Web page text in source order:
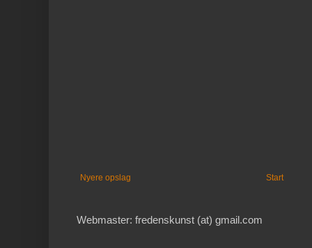
Nyere opslag Start
Webmaster: fredenskunst (at) gmail.com